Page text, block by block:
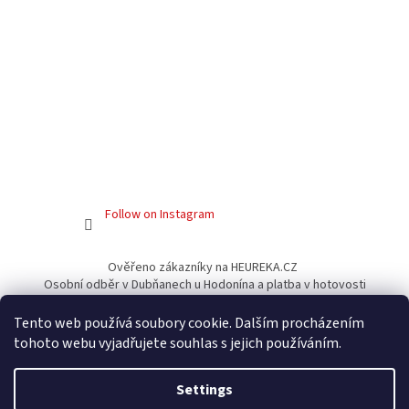
Tento web používá soubory cookie. Dalším procházením
tohoto webu vyjadřujete souhlas s jejich používáním.
Settings
Follow on Instagram
Ověřeno zákazníky na HEUREKA.CZ
Osobní odběr v Dubňanech u Hodonína a platba v hotovosti
Created by Shoptet